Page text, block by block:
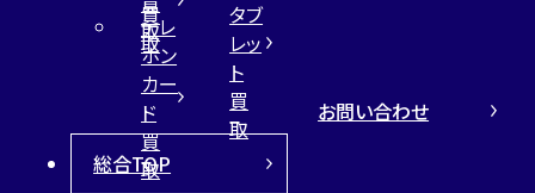
取
買
取
タブ
レッ
ト
買
取
テレ
ホン
カー
ド
買
取
総合TOP
お問い合わせ